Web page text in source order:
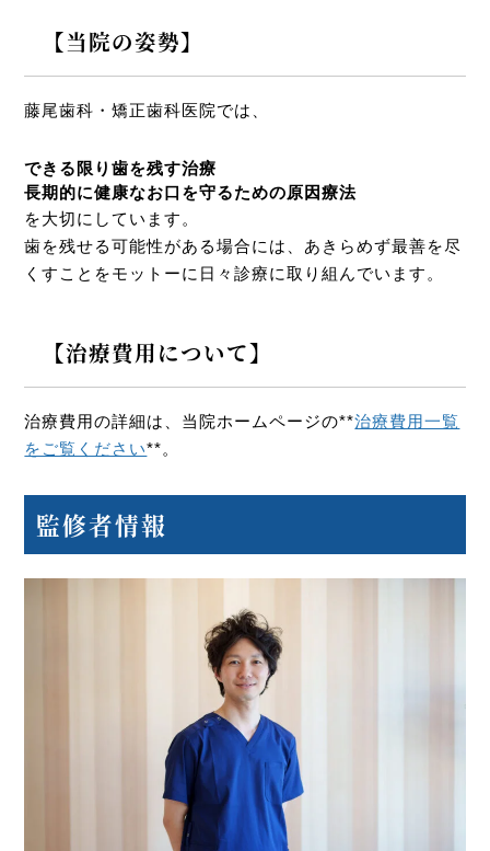
【当院の姿勢】
藤尾歯科・矯正歯科医院では、
できる限り歯を残す治療
長期的に健康なお口を守るための原因療法
を大切にしています。
歯を残せる可能性がある場合には、あきらめず最善を尽
くすことをモットーに日々診療に取り組んでいます。
【治療費用について】
治療費用の詳細は、当院ホームページの**治療費用一覧
をご覧ください**。
監修者情報